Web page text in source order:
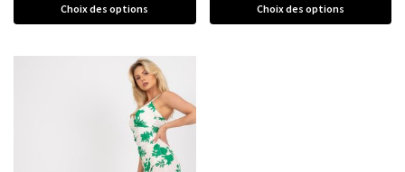
Choix des options Choix des options